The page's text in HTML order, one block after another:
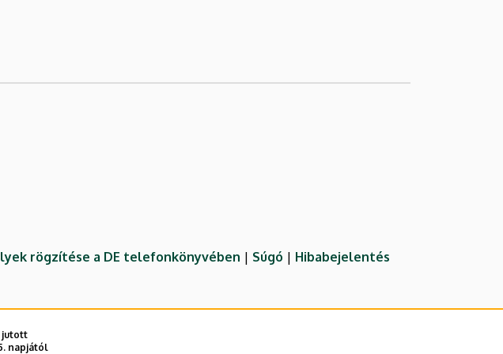
rögzítése a DE telefonkönyvében | Súgó | Hibabejelentés
jutott
napjától